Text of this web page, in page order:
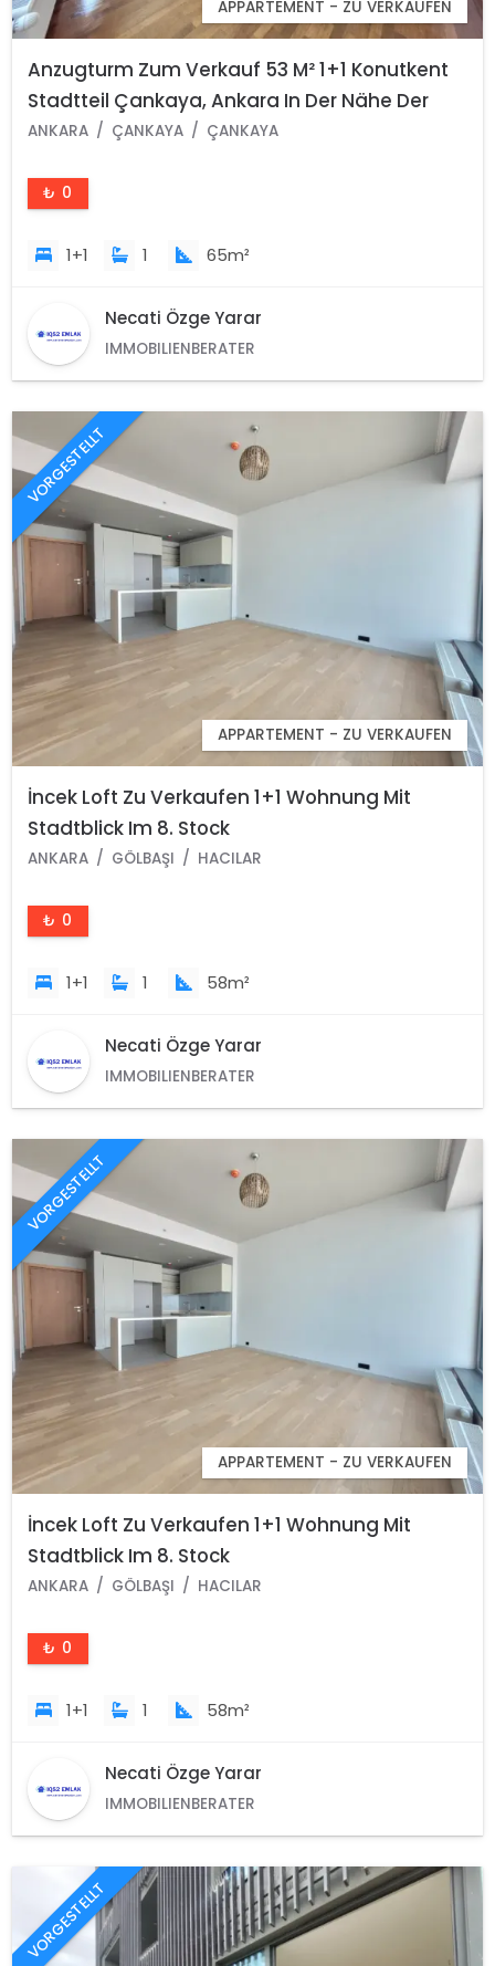
APPARTEMENT - ZU VERKAUFEN
Anzugturm Zum Verkauf 53 M² 1+1 Konutkent
Stadtteil Çankaya, Ankara In Der Nähe Der
Universität Başkent
ANKARA ÇANKAYA ÇANKAYA
₺ 0
1+1 1 65m²
Necati Özge Yarar
IMMOBILIENBERATER
VORGESTELLT
APPARTEMENT - ZU VERKAUFEN
İncek Loft Zu Verkaufen 1+1 Wohnung Mit
Stadtblick Im 8. Stock
ANKARA GÖLBAŞI HACILAR
₺ 0
1+1 1 58m²
Necati Özge Yarar
IMMOBILIENBERATER
VORGESTELLT
APPARTEMENT - ZU VERKAUFEN
İncek Loft Zu Verkaufen 1+1 Wohnung Mit
Stadtblick Im 8. Stock
ANKARA GÖLBAŞI HACILAR
₺ 0
1+1 1 58m²
Necati Özge Yarar
IMMOBILIENBERATER
VORGESTELLT